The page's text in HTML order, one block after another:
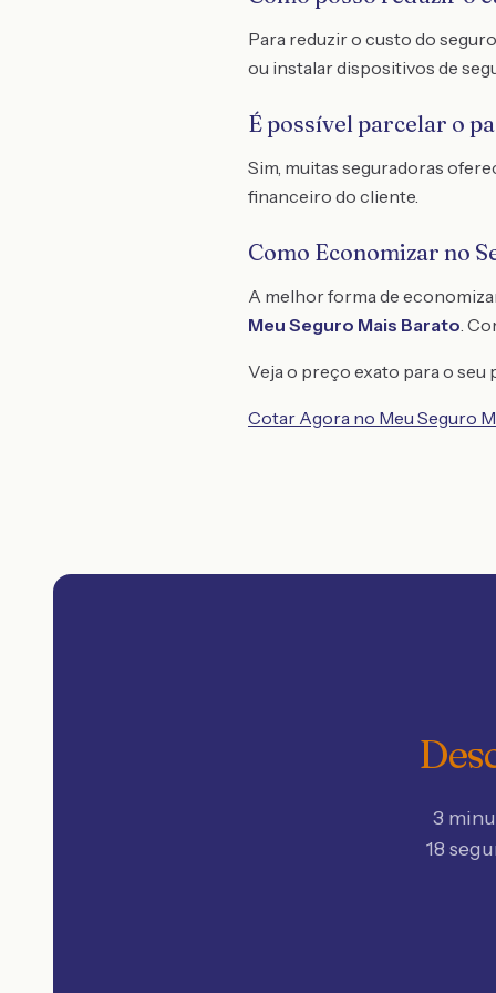
Para reduzir o custo do
ou instalar dispositivos de
É possível parcelar o
Sim, muitas seguradoras
financeiro do cliente.
Como Economizar no
A melhor forma de
Meu Seguro Mais Barato.
Veja o preço exato para o
Cotar Agora no Meu Seguro
3
18